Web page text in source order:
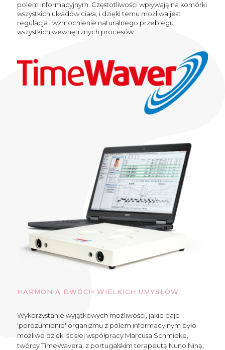
polem informacyjnym. Częstotliwości wpływają na komórki
wszystkich układów ciała, i dzięki temu możliwa jest
regulacja i wzmocnienie naturalnego przebiegu
wszystkich wewnętrznych procesów.
HARMONIA DWÓCH WIELKICH UMYSŁÓW
Wykorzystanie wyjątkowych możliwości, jakie daje
'porozumienie' organizmu z polem informacyjnym było
możliwe dzięki ścisłej współpracy Marcusa Schmieke,
twórcy TimeWavera, z portugalskim terapeutą Nuno Niną,